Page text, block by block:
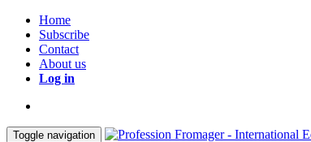
Home
Subscribe
Contact
About us
Log in
Toggle navigation